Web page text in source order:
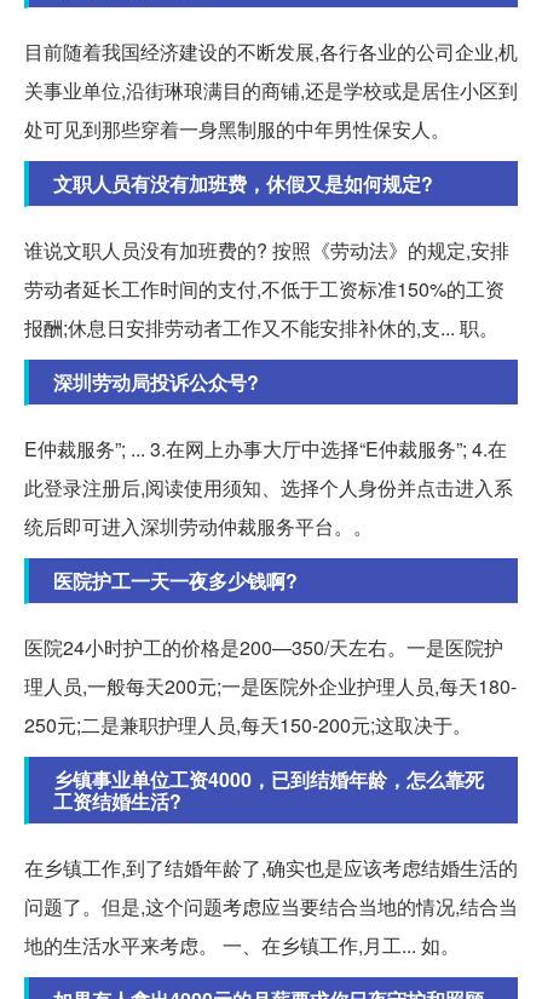
目前随着我国经济建设的不断发展,各行各业的公司企业,机
关事业单位,沿街琳琅满目的商铺,还是学校或是居住小区到
处可见到那些穿着一身黑制服的中年男性保安人。
文职人员有没有加班费，休假又是如何规定?
谁说文职人员没有加班费的? 按照《劳动法》的规定,安排
劳动者延长工作时间的支付,不低于工资标准150%的工资
报酬;休息日安排劳动者工作又不能安排补休的,支... 职。
深圳劳动局投诉公众号?
E仲裁服务”; ... 3.在网上办事大厅中选择“E仲裁服务”; 4.在
此登录注册后,阅读使用须知、选择个人身份并点击进入系
统后即可进入深圳劳动仲裁服务平台。。
医院护工一天一夜多少钱啊?
医院24小时护工的价格是200—350/天左右。一是医院护
理人员,一般每天200元;一是医院外企业护理人员,每天180-
250元;二是兼职护理人员,每天150-200元;这取决于。
乡镇事业单位工资4000，已到结婚年龄，怎么靠死
工资结婚生活?
在乡镇工作,到了结婚年龄了,确实也是应该考虑结婚生活的
问题了。但是,这个问题考虑应当要结合当地的情况,结合当
地的生活水平来考虑。 一、在乡镇工作,月工... 如。